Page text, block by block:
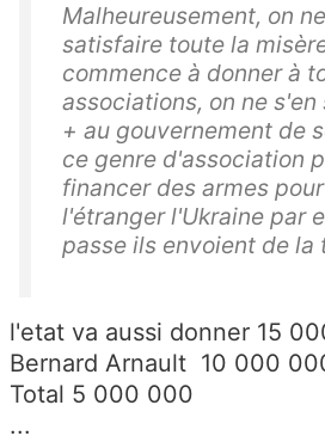
Malheureusement, on
satisfaire toute la
commence à donner à
associations, on ne
+ au gouvernement de
ce genre d'association
financer des armes
l'étranger l'Ukraine par
passe ils envoient de la
l'etat va aussi donner 15
Bernard Arnault 10 000
Total 5 000 000
...